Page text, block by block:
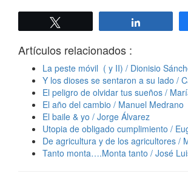
Artículos relacionados :
La peste móvil ( y II) / Dionisio
Y los dioses se sentaron a su lado /
El peligro de olvidar tus sueños /
El año del cambio / Manuel Medrano
El baile & yo / Jorge Álvarez
Utopia de obligado cumplimiento /
De agricultura y de los agricultores /
Tanto monta….Monta tanto / José